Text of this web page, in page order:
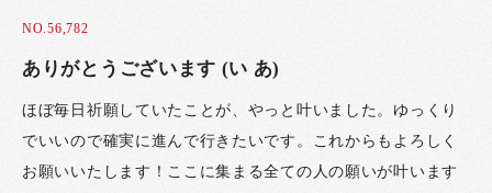
NO.56,782
ありがとうございます (い あ)
ほぼ毎日祈願していたことが、やっと叶いました。ゆっくり
でいいので確実に進んで行きたいです。これからもよろしく
お願いいたします！ここに集まる全ての人の願いが叶います